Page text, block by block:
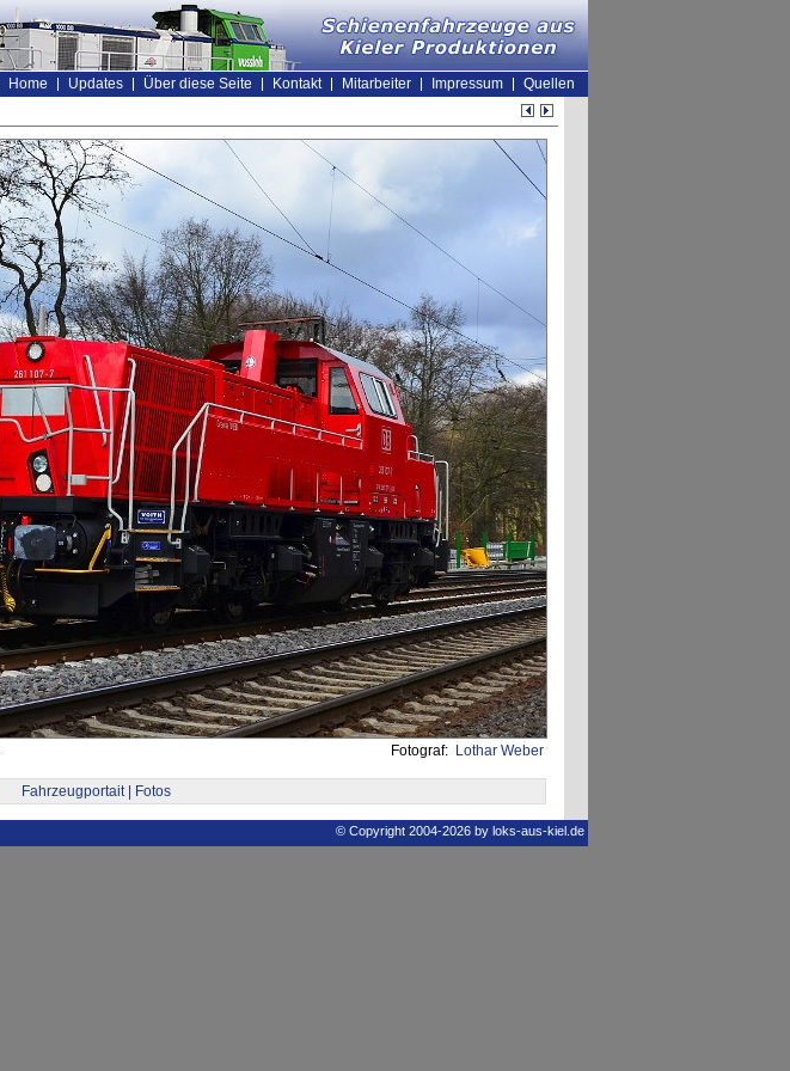
Home Updates Über diese Seite Kontakt Mitarbeiter Impressum
Quellen
Fotograf: Lothar Weber
Fahrzeugportait | Fotos
© Copyright 2004-2026 by loks-aus-kiel.de